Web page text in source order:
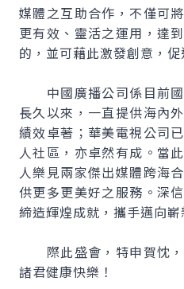
媒體之互助合作，不僅可
更有效、靈活之運用，達
的，並可藉此激發創意，促
中國廣播公司係目前國
長久以來，一直提供海內
績效卓著；華美電視公司
人社區，亦卓然有成。當
人樂見兩家傑出媒體跨海
供更多更美好之服務。深
締造輝煌成就，攜手邁向嶄
際此盛會，特申賀忱，
諸君健康快樂！